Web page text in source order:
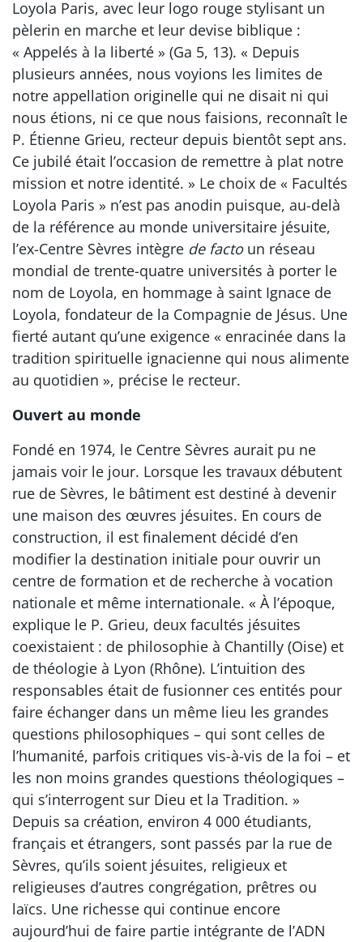
Loyola Paris, avec leur logo rouge stylisant un
pèlerin en marche et leur devise biblique :
« Appelés à la liberté » (Ga 5, 13). « Depuis
plusieurs années, nous voyions les limites de
notre appellation originelle qui ne disait ni qui
nous étions, ni ce que nous faisions, reconnaît le
P. Étienne Grieu, recteur depuis bientôt sept ans.
Ce jubilé était l’occasion de remettre à plat notre
mission et notre identité. » Le choix de « Facultés
Loyola Paris » n’est pas anodin puisque, au-delà
de la référence au monde universitaire jésuite,
l’ex-Centre Sèvres intègre de factoun réseau
mondial de trente-quatre universités à porter le
nom de Loyola, en hommage à saint Ignace de
Loyola, fondateur de la Compagnie de Jésus. Une
fierté autant qu’une exigence « enracinée dans la
tradition spirituelle ignacienne qui nous alimente
au quotidien », précise le recteur.
Ouvert au monde
Fondé en 1974, le Centre Sèvres aurait pu ne
jamais voir le jour. Lorsque les travaux débutent
rue de Sèvres, le bâtiment est destiné à devenir
une maison des œuvres jésuites. En cours de
construction, il est finalement décidé d’en
modifier la destination initiale pour ouvrir un
centre de formation et de recherche à vocation
nationale et même internationale. « À l’époque,
explique le P. Grieu, deux facultés jésuites
coexistaient : de philosophie à Chantilly (Oise) et
de théologie à Lyon (Rhône). L’intuition des
responsables était de fusionner ces entités pour
faire échanger dans un même lieu les grandes
questions philosophiques – qui sont celles de
l’humanité, parfois critiques vis-à-vis de la foi – et
les non moins grandes questions théologiques –
qui s’interrogent sur Dieu et la Tradition. »
Depuis sa création, environ 4 000 étudiants,
français et étrangers, sont passés par la rue de
Sèvres, qu’ils soient jésuites, religieux et
religieuses d’autres congrégation, prêtres ou
laïcs. Une richesse qui continue encore
aujourd’hui de faire partie intégrante de l’ADN